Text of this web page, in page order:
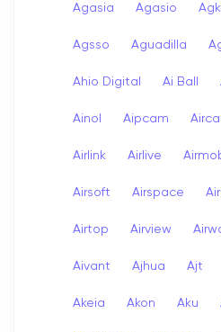
Agasia Agasio Agk
Agsso Aguadilla
Ahio Digital Ai Ball
Ainol Aipcam
Airlink Airlive
Airsoft Airspace
Airtop Airview
Aivant Ajhua Ajt
Akeia Akon Aku